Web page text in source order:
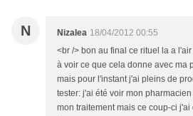
N Nizalea 18/04/2012 00:55
<br /> bon au final ce rituel la a
à voir ce que cela donne avec ma
mais pour l'instant j'ai pleins de
tester: j'ai été voir mon
mon traitement mais ce coup-ci